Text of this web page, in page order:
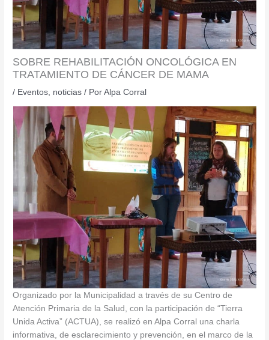
SOBRE REHABILITACIÓN ONCOLÓGICA EN
TRATAMIENTO DE CÁNCER DE MAMA
/ Eventos, noticias / PorAlpa Corral
Organizado por la Municipalidad a través de su Centro de
Atención Primaria de la Salud, con la participación de “Tierra
Unida Activa” (ACTUA), se realizó en Alpa Corral una charla
informativa, de esclarecimiento y prevención, en el marco de la